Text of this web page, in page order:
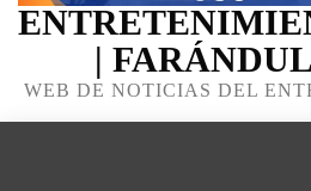
|
WEB DE NOTICIAS DEL